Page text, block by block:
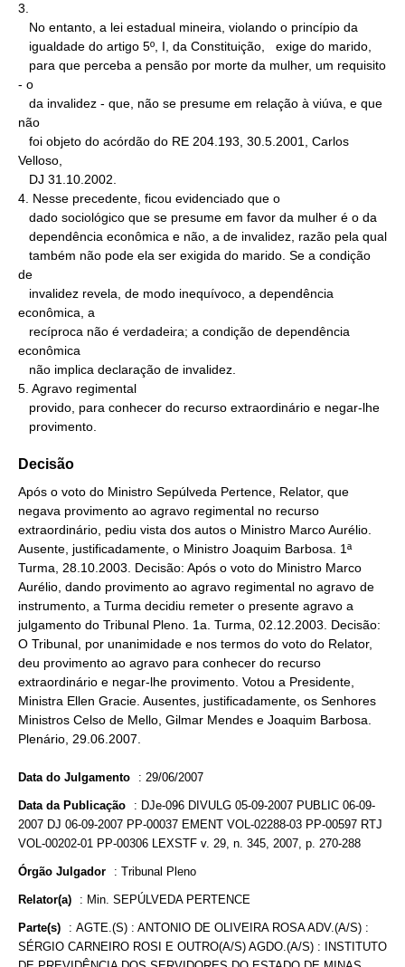
3.
- o
não
Velloso,
4. Nesse precedente, ficou evidenciado que o
de
econômica, a
econômica
5. Agravo regimental
   provimento.
Decisão
Após o voto do Ministro Sepúlveda Pertence, Relator, que
negava provimento ao agravo regimental no recurso
extraordinário, pediu vista dos autos o Ministro Marco Aurélio.
Ausente, justificadamente, o Ministro Joaquim Barbosa. 1ª
Turma, 28.10.2003. Decisão: Após o voto do Ministro Marco
Aurélio, dando provimento ao agravo regimental no agravo de
instrumento, a Turma decidiu remeter o presente agravo a
julgamento do Tribunal Pleno. 1a. Turma, 02.12.2003. Decisão:
O Tribunal, por unanimidade e nos termos do voto do Relator,
deu provimento ao agravo para conhecer do recurso
extraordinário e negar-lhe provimento. Votou a Presidente,
Ministra Ellen Gracie. Ausentes, justificadamente, os Senhores
Ministros Celso de Mello, Gilmar Mendes e Joaquim Barbosa.
Plenário, 29.06.2007.
Data do Julgamento : 29/06/2007
Data da Publicação : DJe-096 DIVULG 05-09-2007 PUBLIC 06-09-
2007 DJ 06-09-2007 PP-00037 EMENT VOL-02288-03 PP-00597 RTJ
VOL-00202-01 PP-00306 LEXSTF v. 29, n. 345, 2007, p. 270-288
Órgão Julgador : Tribunal Pleno
Relator(a) : Min. SEPÚLVEDA PERTENCE
Parte(s) : AGTE.(S) : ANTONIO DE OLIVEIRA ROSA ADV.(A/S) :
SÉRGIO CARNEIRO ROSI E OUTRO(A/S) AGDO.(A/S) : INSTITUTO